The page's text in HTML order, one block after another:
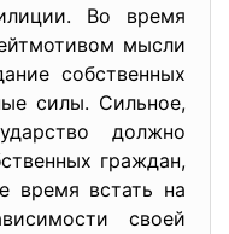
Во время
мысли
собственных
силы. Сильное,
должно
граждан,
время встать на
своей